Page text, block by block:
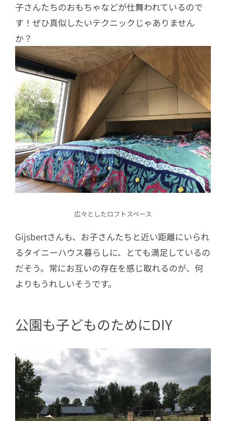
子さんたちのおもちゃなどが仕舞われているので
す！ぜひ真似したいテクニックじゃありません
か？
広々としたロフトスペース
Gijsbertさんも、お子さんたちと近い距離にいられ
るタイニーハウス暮らしに、とても満足しているの
だそう。常にお互いの存在を感じ取れるのが、何
よりもうれしいそうです。
公園も子どものためにDIY